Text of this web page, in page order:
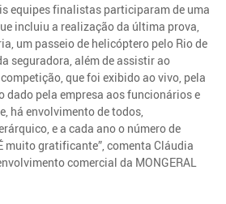
equipes finalistas participaram de uma
incluiu a realização da última prova,
um passeio de helicóptero pelo Rio de
seguradora, além de assistir ao
que foi exibido ao vivo, pela
dado pela empresa aos funcionários e
há envolvimento de todos,
e a cada ano o número de
muito gratificante”, comenta Cláudia
comercial da MONGERAL